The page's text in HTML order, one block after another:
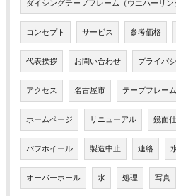
ダイシングテープフレーム（ウエハーリン
コンセプト サービス 参考価格
代表挨拶 お問い合わせ プライバ
アクセス 名古屋市 テープフレーム
ホームページ リニューアル 鏡面
バフホイール 製造中止 連絡
オーバーホール 水 処理 写真